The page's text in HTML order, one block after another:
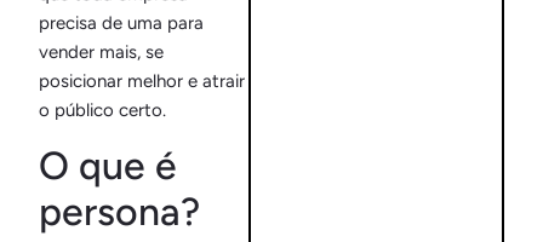
precisa de uma para
vender mais, se
posicionar melhor e atrair
o público certo.
O que é
persona?